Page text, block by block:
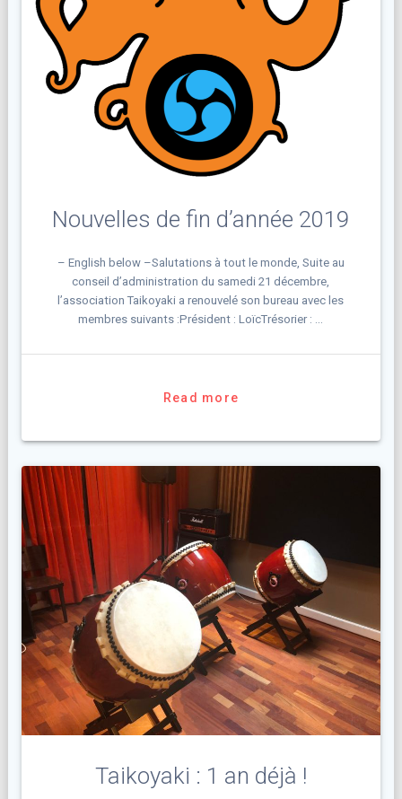
Nouvelles de fin d’année 2019
– English below –Salutations à tout le monde, Suite au
conseil d’administration du samedi 21 décembre,
l’association Taikoyaki a renouvelé son bureau avec les
membres suivants :Président : LoïcTrésorier : …
Read more
Taikoyaki : 1 an déjà !